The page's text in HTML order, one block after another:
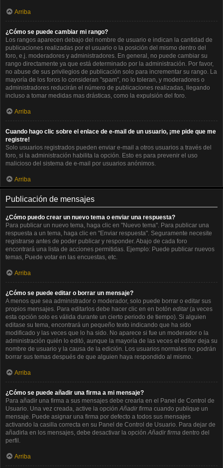
Arriba
¿Cómo se puede cambiar mi rango?
Los rangos aparecen debajo del nombre de usuario e indican la cantidad de
publicaciones realizadas por el usuario o la posición del mismo dentro del
foro, e.j. moderadores y administradores. En general, no puede cambiar su
rango directamente ya que está determinado por la administración. Por favor,
no abuse de sus privilegios de publicación solo para incrementar su rango. La
mayoría de los foros lo consideran "spam", no lo toleran, y moderadores o
administradores reducirán el número de publicaciones realizadas, llegando
incluso a tomar medidas mas drásticas, como la expulsión del foro.
Arriba
Cuando hago clic sobre el enlace de e-mail de un usuario, ¡me pide que me
registre!
Solo usuarios registrados pueden enviar e-mail a otros usuarios a través del
foro, si la administración habilita la opción. Esto es para prevenir el uso
malicioso del sistema de e-mail por usuarios anónimos.
Arriba
Publicación de mensajes
¿Cómo puedo crear un nuevo tema o enviar una respuesta?
Para publicar un nuevo tema, haga clic en "Nuevo tema". Para publicar una
respuesta a un tema, haga clic en "Enviar respuesta". Seguramente necesite
registrarse antes de poder publicar y responder. Abajo de cada foro
encontrará una lista de acciones permitidas. Ejemplo: Puede publicar nuevos
temas, Puede votar en las encuestas, etc.
Arriba
¿Cómo se puede editar o borrar un mensaje?
A menos que sea administrador o moderador, solo puede borrar o editar sus
propios mensajes. Para editarlos debe hacer clic en en botón editar(a veces
esta opción solo es válida durante un cierto periodo de tiempo). Si alguien
editase su tema, encontrará un pequeño texto indicando que ha sido
modificado y las veces que lo ha sido. No aparece si fue un moderador o la
administración quién lo editó, aunque la mayoría de las veces el editor deja su
nombre de usuario y la causa de la edición. Los usuarios normales no podrán
borrar sus temas después de que alguien haya respondido al mismo.
Arriba
¿Cómo se puede añadir una firma a mi mensaje?
Para añadir una firma a sus mensajes debe crearla en el Panel de Control de
Usuario. Una vez creada, active la opción Añadir firma cuando publique un
mensaje. Puede asignar una firma por defecto a todos sus mensajes
activando la casilla correcta en su Panel de Control de Usuario. Para dejar de
añadirla en los mensajes, debe desactivar la opción Añadir firma dentro del
perfil.
Arriba